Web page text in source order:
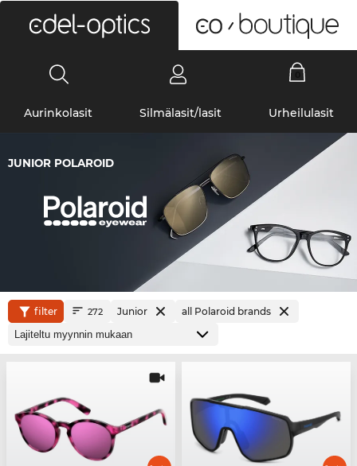
Aurinkolasit Silmälasit/lasit Urheilulasit
JUNIOR POLAROID
filter 272 Junior all Polaroid brands